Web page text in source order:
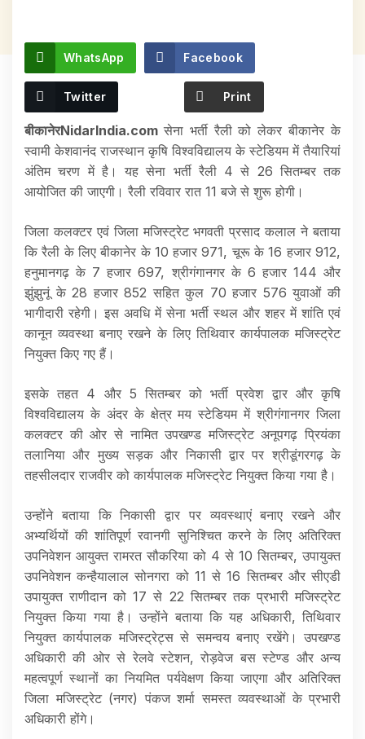
WhatsApp Facebook
Twitter Print
बीकानेरNidarIndia.com सेना भर्ती रैली को लेकर बीकानेर के
स्वामी केशवानंद राजस्थान कृषि विश्वविद्यालय के स्टेडियम में तैयारियां
अंतिम चरण में है। यह सेना भर्ती रैली 4 से 26 सितम्बर तक
आयोजित की जाएगी। रैली रविवार रात 11 बजे से शुरू होगी।
जिला कलक्टर एवं जिला मजिस्ट्रेट भगवती प्रसाद कलाल ने बताया
कि रैली के लिए बीकानेर के 10 हजार 971, चूरू के 16 हजार 912,
हनुमानगढ़ के 7 हजार 697, श्रीगंगानगर के 6 हजार 144 और
झुंझुनूं के 28 हजार 852 सहित कुल 70 हजार 576 युवाओं की
भागीदारी रहेगी। इस अवधि में सेना भर्ती स्थल और शहर में शांति एवं
कानून व्यवस्था बनाए रखने के लिए तिथिवार कार्यपालक मजिस्ट्रेट
नियुक्त किए गए हैं।
इसके तहत 4 और 5 सितम्बर को भर्ती प्रवेश द्वार और कृषि
विश्वविद्यालय के अंदर के क्षेत्र मय स्टेडियम में श्रीगंगानगर जिला
कलक्टर की ओर से नामित उपखण्ड मजिस्ट्रेट अनूपगढ़ प्रियंका
तलानिया और मुख्य सड़क और निकासी द्वार पर श्रीडूंगरगढ़ के
तहसीलदार राजवीर को कार्यपालक मजिस्ट्रेट नियुक्त किया गया है।
उन्होंने बताया कि निकासी द्वार पर व्यवस्थाएं बनाए रखने और
अभ्यर्थियों की शांतिपूर्ण रवानगी सुनिश्चित करने के लिए अतिरिक्त
उपनिवेशन आयुक्त रामरत सौकरिया को 4 से 10 सितम्बर, उपायुक्त
उपनिवेशन कन्हैयालाल सोनगरा को 11 से 16 सितम्बर और सीएडी
उपायुक्त राणीदान को 17 से 22 सितम्बर तक प्रभारी मजिस्ट्रेट
नियुक्त किया गया है। उन्होंने बताया कि यह अधिकारी, तिथिवार
नियुक्त कार्यपालक मजिस्ट्रेट्स से समन्वय बनाए रखेंगे। उपखण्ड
अधिकारी की ओर से रेलवे स्टेशन, रोड़वेज बस स्टेण्ड और अन्य
महत्वपूर्ण स्थानों का नियमित पर्यवेक्षण किया जाएगा और अतिरिक्त
जिला मजिस्ट्रेट (नगर) पंकज शर्मा समस्त व्यवस्थाओं के प्रभारी
अधिकारी होंगे।